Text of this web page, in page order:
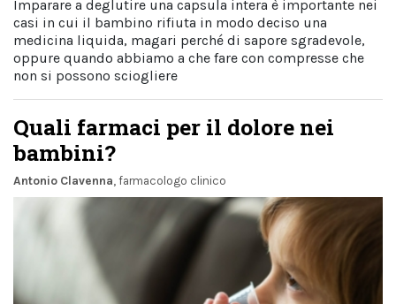
Imparare a deglutire una capsula intera è importante nei
casi in cui il bambino rifiuta in modo deciso una
medicina liquida, magari perché di sapore sgradevole,
oppure quando abbiamo a che fare con compresse che
non si possono sciogliere
Quali farmaci per il dolore nei
bambini?
Antonio Clavenna, farmacologo clinico